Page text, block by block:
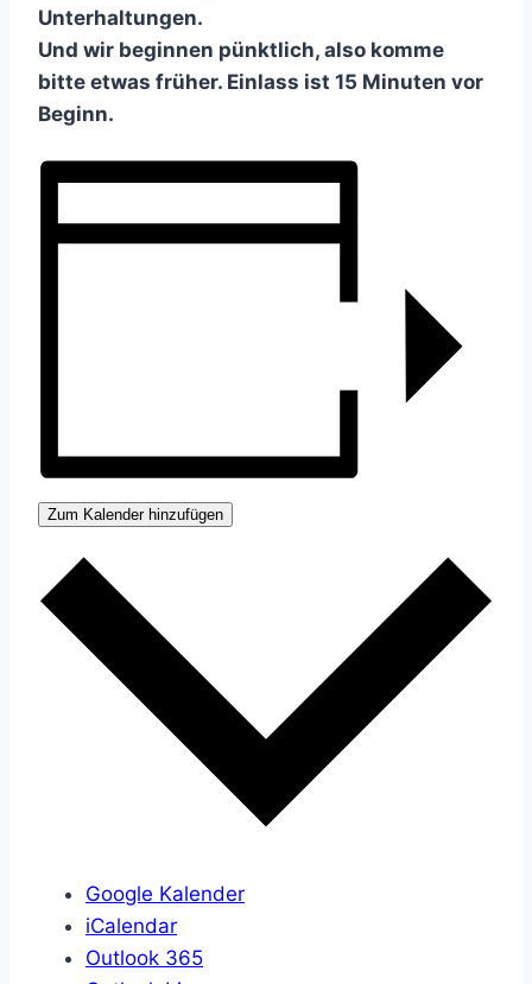
Unterhaltungen.
Und wir beginnen pünktlich, also komme
bitte etwas früher. Einlass ist 15 Minuten vor
Beginn.
Zum Kalender hinzufügen
Google Kalender
iCalendar
Outlook 365